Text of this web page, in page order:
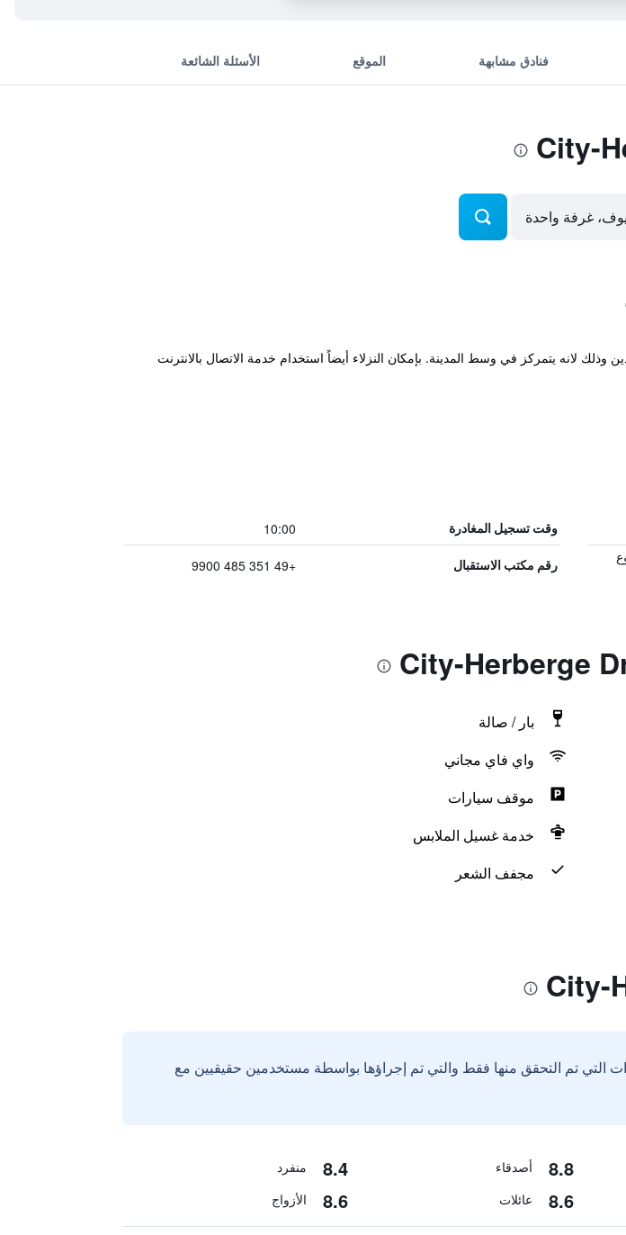
فنادق مشابهة الموقع الأسئلة الشائعة
لانه يتمركز في وسط المدينة. بإمكان النزلاء أيضاً استخدام خدمة الاتصال بالانترنت
وقت تسجيل المغادرة 10:00
رقم مكتب الاستقبال +49 351 485 9900
بار / صالة
واي فاي مجاني
موقف سيارات
خدمة غسيل الملابس
مجفف الشعر
التي تم التحقق منها فقط والتي تم إجراؤها بواسطة مستخدمين حقيقيين مع
8.8 أصدقاء 8.4 منفرد
8.6 عائلات 8.6 الأزواج